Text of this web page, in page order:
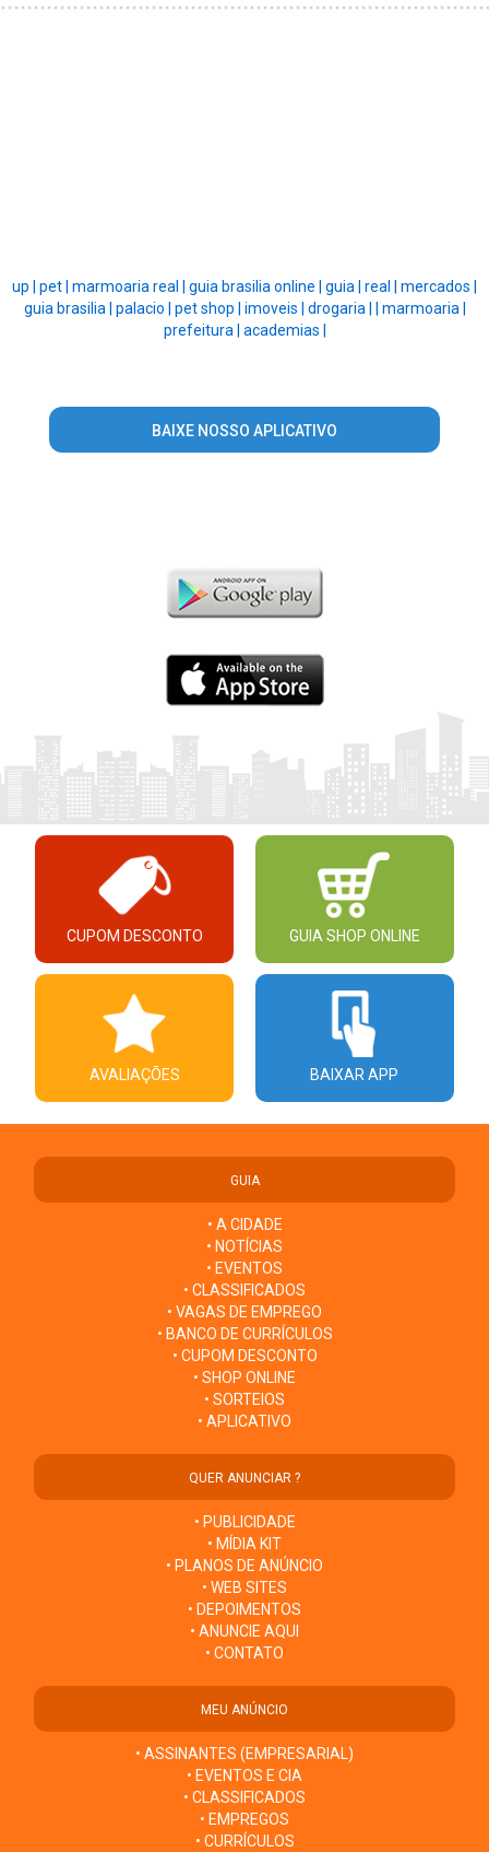
up | pet | marmoaria real | guia brasilia online | guia | real | mercados |
guia brasilia | palacio | pet shop | imoveis | drogaria |
marmoaria |
prefeitura | academias |
BAIXE NOSSO APLICATIVO
CUPOM DESCONTO GUIA SHOP ONLINE
AVALIAÇÕES BAIXAR APP
GUIA
• A CIDADE
• NOTÍCIAS
• EVENTOS
• CLASSIFICADOS
• VAGAS DE EMPREGO
• BANCO DE CURRÍCULOS
• CUPOM DESCONTO
• SHOP ONLINE
• SORTEIOS
• APLICATIVO
QUER ANUNCIAR ?
• PUBLICIDADE
• MÍDIA KIT
• PLANOS DE ANÚNCIO
• WEB SITES
• DEPOIMENTOS
• ANUNCIE AQUI
• CONTATO
MEU ANÚNCIO
• ASSINANTES (EMPRESARIAL)
• EVENTOS E CIA
• CLASSIFICADOS
• EMPREGOS
• CURRÍCULOS